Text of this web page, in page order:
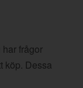
har frågor
köp. Dessa